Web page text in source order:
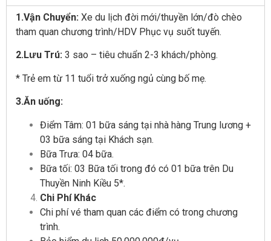
1.Vận Chuyển: Xe du lịch đời mới/thuyền lớn/đò chèo
tham quan chương trình/HDV Phục vụ suốt tuyến.
2.Lưu Trú: 3 sao – tiêu chuẩn 2-3 khách/phòng.
* Trẻ em từ 11 tuổi trở xuống ngủ cùng bố mẹ.
3.Ăn uống:
Điểm Tâm: 01 bữa sáng tại nhà hàng Trung lương +
03 bữa sáng tại Khách sạn.
Bữa Trưa: 04 bữa.
Bữa tối: 03 Bữa tối trong đó có 01 bữa trên Du
Thuyền Ninh Kiều 5*.
Chi Phí Khác
Chi phí vé tham quan các điểm có trong chương
trình.